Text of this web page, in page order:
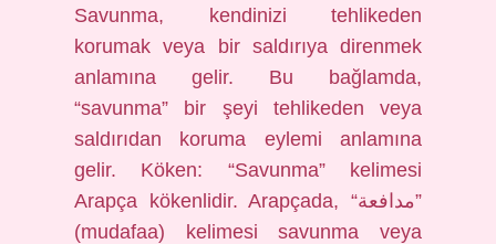
Savunma, kendinizi tehlikeden
korumak veya bir saldırıya direnmek
anlamına gelir. Bu bağlamda,
“savunma” bir şeyi tehlikeden veya
saldırıdan koruma eylemi anlamına
gelir. Köken: “Savunma” kelimesi
Arapça kökenlidir. Arapçada, “مدافعة”
(mudafaa) kelimesi savunma veya